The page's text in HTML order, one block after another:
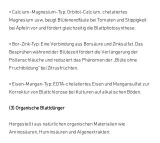
• Calcium-Magnesium-Typ: Orbitol-Calcium, chelatiertes
Magnesium usw. beugt Blütenendfäule bei Tomaten und Stippigkeit
bei Äpfeln vor und fördert gleichzeitig die Blattphotosynthese.
• Bor-Zink-Typ: Eine Verbindung aus Borsäure und Zinksulfat. Das
Besprühen während der Blütezeit fördert die Verlängerung der
Pollenschläuche und reduziert das Phänomen der „Blüte ohne
Fruchtbildung“ bei Zitrusfrüchten.
• Eisen-Mangan-Typ: EDTA-chelatiertes Eisen und Mangansulfat zur
Korrektur von Blattchlorose bei Kulturen auf alkalischen Böden.
(3) Organische Blattdünger
Hergestellt aus natürlichen organischen Materialien wie
Aminosäuren, Huminsäuren und Algenextrakten: